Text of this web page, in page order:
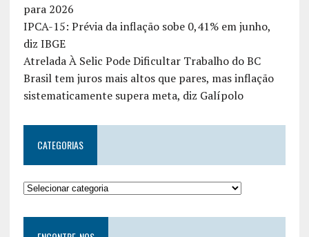
para 2026
IPCA-15: Prévia da inflação sobe 0,41% em junho,
diz IBGE
Atrelada À Selic Pode Dificultar Trabalho do BC
Brasil tem juros mais altos que pares, mas inflação
sistematicamente supera meta, diz Galípolo
CATEGORIAS